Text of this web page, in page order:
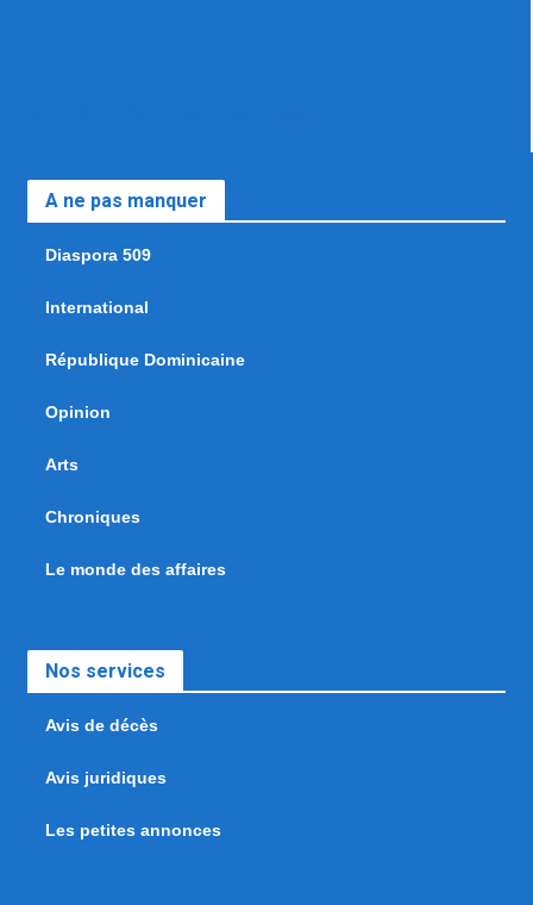
A ne pas manquer
Diaspora 509
International
République Dominicaine
Opinion
Arts
Chroniques
Le monde des affaires
Nos services
Avis de décès
Avis juridiques
Les petites annonces